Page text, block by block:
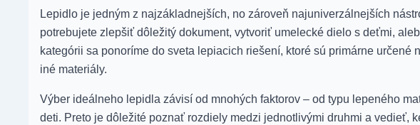
Lepidlo je jedným z najzákladnejších, no zároveň najuniverzálnejších
potrebujete zlepšiť dôležitý dokument, vytvoriť umelecké dielo s deťmi,
kategórii sa ponoríme do sveta lepiacich riešení, ktoré sú primárne
iné materiály.
Výber ideálneho lepidla závisí od mnohých faktorov – od typu lepeného
deti. Preto je dôležité poznať rozdiely medzi jednotlivými druhmi a vedieť,